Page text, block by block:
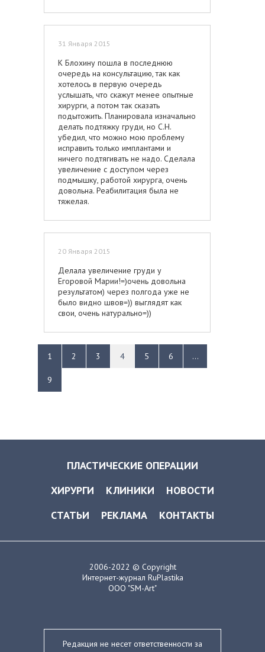
31 Января 2015
К Блохину пошла в последнюю
очередь на консультацию, так как
хотелось в первую очередь
услышать, что скажут менее опытные
хирурги, а потом так сказать
подытожить. Планировала изначально
делать подтяжку груди, но С.Н.
убедил, что можно мою проблему
исправить только имплантами и
ничего подтягивать не надо. Сделала
увеличение с доступом через
подмышку, работой хирурга, очень
довольна. Реабилитация была не
тяжелая.
20 Января 2015
Делала увеличение груди у
Егоровой Марии!=)очень довольна
результатом) через полгода уже не
было видно швов=)) выглядят как
свои, очень натурально=))
1 2 3 4 5 6 ...
9
ПЛАСТИЧЕСКИЕ ОПЕРАЦИИ
ХИРУРГИ
КЛИНИКИ
НОВОСТИ
СТАТЬИ
РЕКЛАМА КОНТАКТЫ
2006-2022 © Copyright
Интернет-журнал RuPlastika
ООО "SM-Art"
Редакция не несет ответственности за